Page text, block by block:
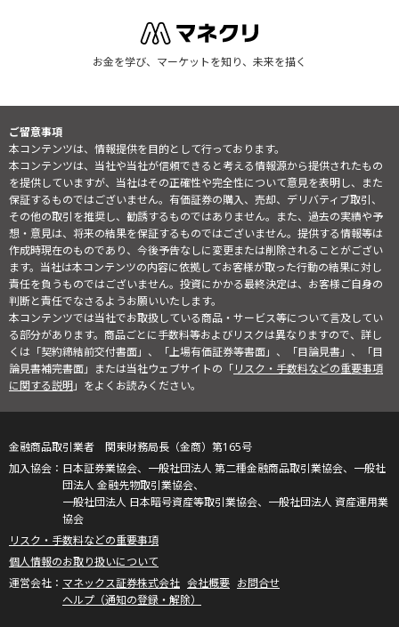
お金を学び、マーケットを知り、未来を描く
ご留意事項
本コンテンツは、情報提供を目的として行っております。
本コンテンツは、当社や当社が信頼できると考える情報源から提供されたもの
を提供していますが、当社はその正確性や完全性について意見を表明し、また
保証するものではございません。有価証券の購入、売却、デリバティブ取引、
その他の取引を推奨し、勧誘するものではありません。また、過去の実績や予
想・意見は、将来の結果を保証するものではございません。提供する情報等は
作成時現在のものであり、今後予告なしに変更または削除されることがござい
ます。当社は本コンテンツの内容に依拠してお客様が取った行動の結果に対し
責任を負うものではございません。投資にかかる最終決定は、お客様ご自身の
判断と責任でなさるようお願いいたします。
本コンテンツでは当社でお取扱している商品・サービス等について言及してい
る部分があります。商品ごとに手数料等およびリスクは異なりますので、詳し
くは「契約締結前交付書面」、「上場有価証券等書面」、「目論見書」、「目
論見書補完書面」または当社ウェブサイトの「リスク・手数料などの重要事項
に関する説明」をよくお読みください。
金融商品取引業者 関東財務局長（金商）第165号
日本証券業協会、一般社団法人 第二種金融商品取引業協会、一般社
団法人 金融先物取引業協会、
一般社団法人 日本暗号資産等取引業協会、一般社団法人 資産運用業
協会
リスク・手数料などの重要事項
個人情報のお取り扱いについて
マネックス証券株式会社 会社概要 お問合せ
ヘルプ（通知の登録・解除）